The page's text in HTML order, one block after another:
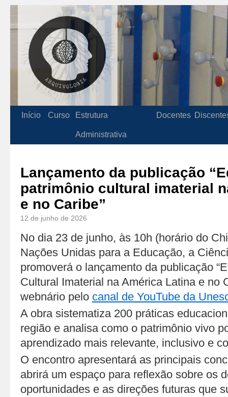
Início Curso Estrutura
Administrativa
Docentes
Lançamento da publicação
patrimônio cultural imaterial
e no Caribe”
12 de junho de 2026
No dia 23 de junho, às 10h (horário do
Nações Unidas para a Educação, a
promoverá o lançamento da publicação
Cultural Imaterial na América Latina e no
webnário pelo canal de YouTube da
A obra sistematiza 200 práticas
região e analisa como o patrimônio vivo
aprendizado mais relevante, inclusivo e
O encontro apresentará as principais
abrirá um espaço para reflexão sobre os
oportunidades e as direções futuras que